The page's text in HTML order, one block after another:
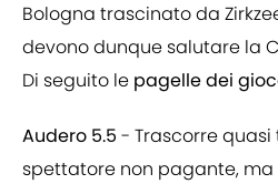
Bologna trascinato da
devono dunque salutare la
Di seguito le pagelle dei
Audero 5.5 - Trascorre
spettatore non pagante,